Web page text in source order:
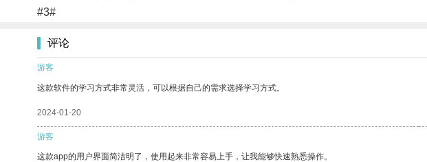
#3#
评论
游客
这款软件的学习方式非常灵活，可以根据自己的需求选择学习方式。
2024-01-20
游客
这款app的用户界面简洁明了，使用起来非常容易上手，让我能够快速熟悉操作。